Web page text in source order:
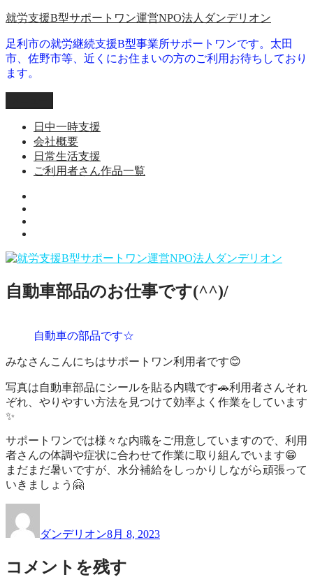
コ
テ
ン
ツ
へ
就労支援B型サポートワン運営NPO法人ダンデリオン
足利市の就労継続支援B型事業所サポートワンです。太田
市、佐野市等、近くにお住まいの方のご利用お待ちしており
ます。
日中一時支援
会社概要
日常生活支援
ご利用者さん作品一覧
支
B
型
所
サ
ポ
ー
ト
活
支
援
概
要
用
さ
品
覧
自動車部品のお仕事です(^^)/
自動車の部品です☆
みなさんこんにちはサポートワン利用者です😊
写真は自動車部品にシールを貼る内職です🚗利用者さんそれ
ぞれ、やりやすい方法を見つけて効率よく作業をしています
✨
サポートワンでは様々な内職をご用意していますので、利用
者さんの体調や症状に合わせて作業に取り組んでいます😁
まだまだ暑いですが、水分補給をしっかりしながら頑張って
いきましょう🤗
者
ダンデリオン日:
8月 8, 2023
コメントを残す